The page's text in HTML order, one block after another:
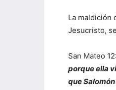
La maldición
Jesucristo,
San Mateo
porque ella
que